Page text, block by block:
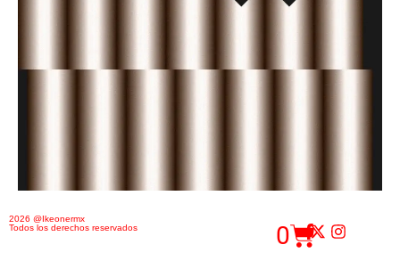
2026 @Ikeonermx
Todos los derechos reservados
0